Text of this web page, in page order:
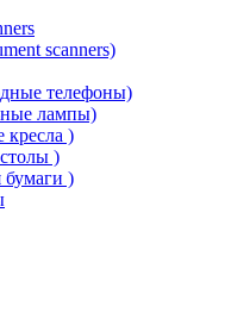
scanners)
телефоны)
лампы)
кресла )
)
бумаги )